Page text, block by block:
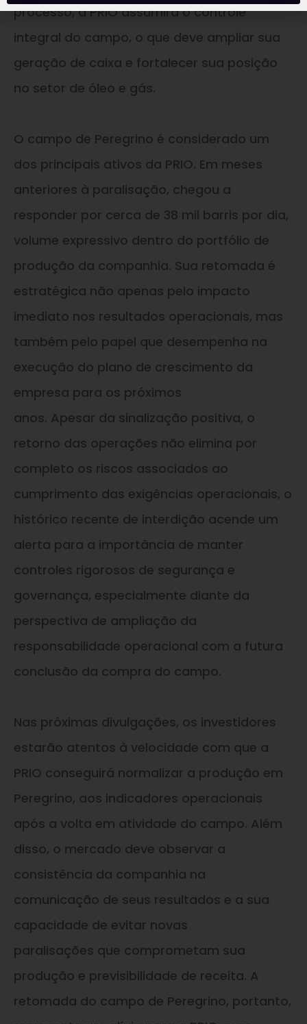
processo, a PRIO assumirá o controle
integral do campo, o que deve ampliar sua
geração de caixa e fortalecer sua posição
no setor de óleo e gás.
O campo de Peregrino é considerado um
dos principais ativos da PRIO. Em meses
anteriores à paralisação, chegou a
responder por cerca de 38 mil barris por dia,
volume expressivo dentro do portfólio de
produção da companhia. Sua retomada é
estratégica não apenas pelo impacto
imediato nos resultados operacionais, mas
também pelo papel que desempenha na
execução do plano de crescimento da
empresa para os próximos
anos. Apesar da sinalização positiva, o
retorno das operações não elimina por
completo os riscos associados ao
cumprimento das exigências operacionais, o
histórico recente de interdição acende um
alerta para a importância de manter
controles rigorosos de segurança e
governança, especialmente diante da
perspectiva de ampliação da
responsabilidade operacional com a futura
conclusão da compra do campo.
Nas próximas divulgações, os investidores
estarão atentos à velocidade com que a
PRIO conseguirá normalizar a produção em
Peregrino, aos indicadores operacionais
após a volta em atividade do campo. Além
disso, o mercado deve observar a
consistência da companhia na
comunicação de seus resultados e a sua
capacidade de evitar novas
paralisações que comprometam sua
produção e previsibilidade de receita. A
retomada do campo de Peregrino, portanto,